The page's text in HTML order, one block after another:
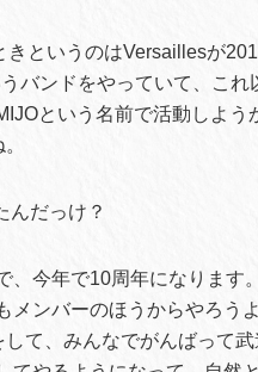
きというのはVersaillesが
バンドをやっていて、こ
という名前で活動しよ
んだっけ？
、今年で10周年になります
メンバーのほうからやろう
て、みんなでがんばって